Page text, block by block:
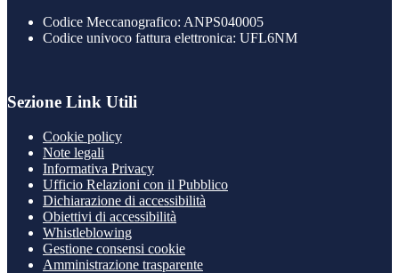
Codice Meccanografico: ANPS040005
Codice univoco fattura elettronica: UFL6NM
Sezione Link Utili
Cookie policy
Note legali
Informativa Privacy
Ufficio Relazioni con il Pubblico
Dichiarazione di accessibilità
Obiettivi di accessibilità
Whistleblowing
Gestione consensi cookie
Amministrazione trasparente